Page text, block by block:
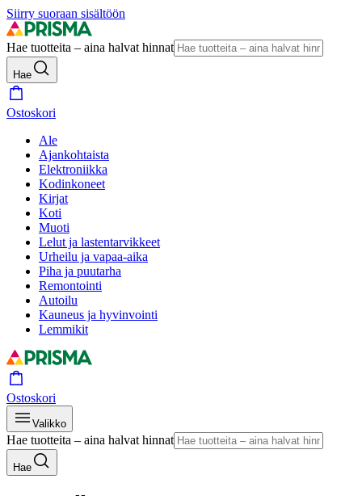
Siirry suoraan sisältöön
Hae tuotteita – aina halvat hinnat
Hae
Ostoskori
Ale
Ajankohtaista
Elektroniikka
Kodinkoneet
Kirjat
Koti
Muoti
Lelut ja lastentarvikkeet
Urheilu ja vapaa-aika
Piha ja puutarha
Remontointi
Autoilu
Kauneus ja hyvinvointi
Lemmikit
Ostoskori
Valikko
Hae tuotteita – aina halvat hinnat
Hae